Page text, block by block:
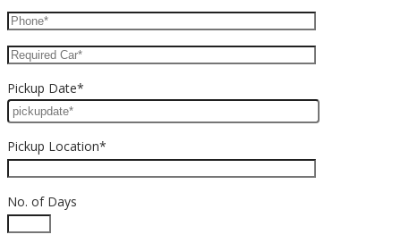
Pickup Date*
Pickup Location*
No. of Days